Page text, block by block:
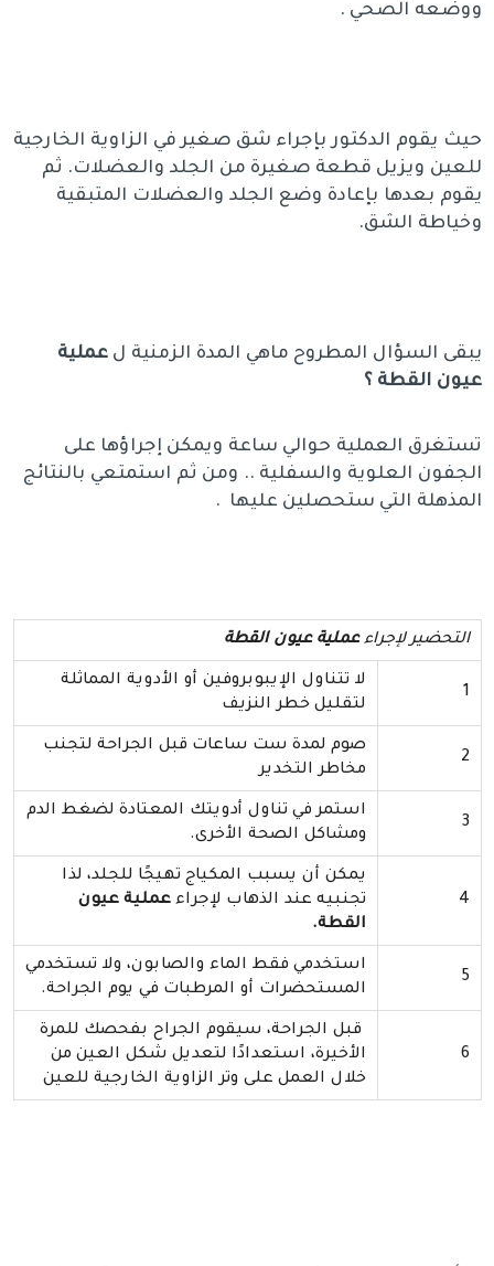
ووضعه الصحي .
حيث يقوم الدكتور بإجراء شق صغير في الزاوية الخارجية
للعين ويزيل قطعة صغيرة من الجلد والعضلات. ثم
يقوم بعدها بإعادة وضع الجلد والعضلات المتبقية
وخياطة الشق.
يبقى السؤال المطروح ماهي المدة الزمنية لعملية
عيون القطة ؟
تستغرق العملية حوالي ساعة ويمكن إجراؤها على
الجفون العلوية والسفلية .. ومن ثم استمتعي بالنتائج
المذهلة التي ستحصلين عليها .
التحضير لإجراءعملية عيون القطة
1
لا تتناول الإيبوبروفين أو الأدوية المماثلة
لتقليل خطر النزيف
2
صوم لمدة ست ساعات قبل الجراحة لتجنب
مخاطر التخدير
3
استمر في تناول أدويتك المعتادة لضغط الدم
ومشاكل الصحة الأخرى.
4
يمكن أن يسبب المكياج تهيجًا للجلد، لذا
تجنبيه عند الذهاب لإجراءعملية عيون
القطة.
5
استخدمي فقط الماء والصابون، ولا تستخدمي
المستحضرات أو المرطبات في يوم الجراحة.
6
قبل الجراحة، سيقوم الجراح بفحصك للمرة
الأخيرة، استعدادًا لتعديل شكل العين من
خلال العمل على وتر الزاوية الخارجية للعين